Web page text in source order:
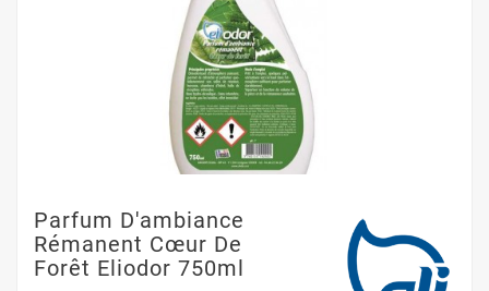
Parfum D'ambiance
Rémanent Cœur De
Forêt Eliodor 750ml